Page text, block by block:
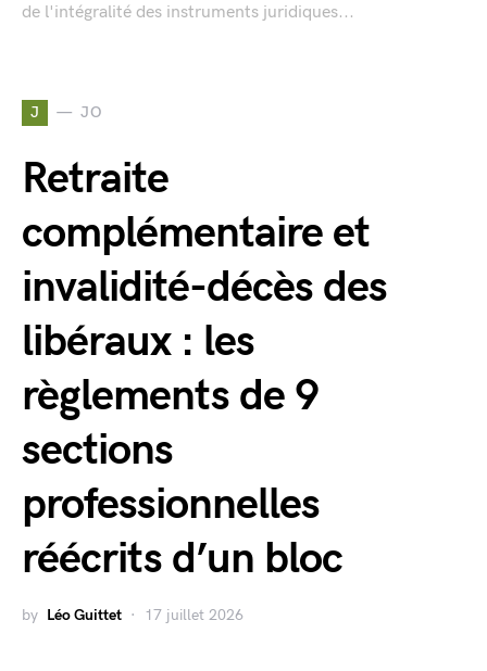
de l'intégralité des instruments juridiques...
J JO
Retraite
complémentaire et
invalidité-décès des
libéraux : les
règlements de 9
sections
professionnelles
réécrits d’un bloc
by Léo Guittet 17 juillet 2026